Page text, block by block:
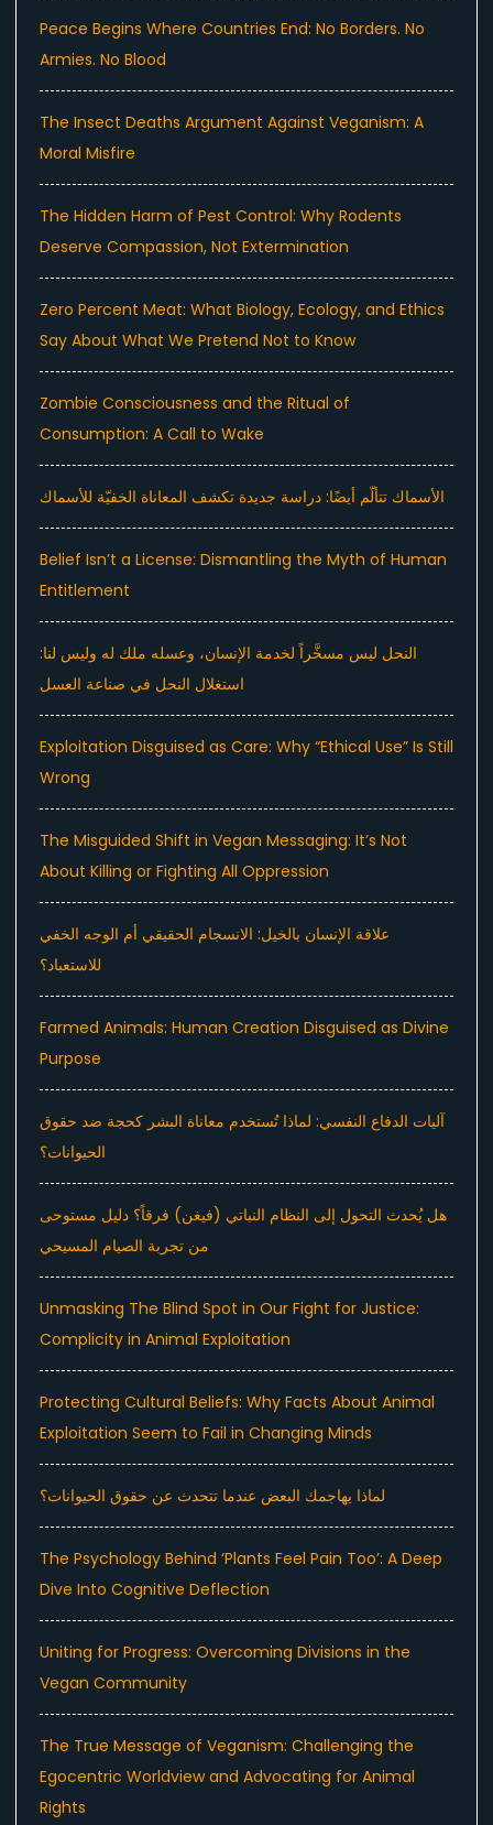
Peace Begins Where Countries End: No Borders. No
Armies. No Blood
The Insect Deaths Argument Against Veganism: A
Moral Misfire
The Hidden Harm of Pest Control: Why Rodents
Deserve Compassion, Not Extermination
Zero Percent Meat: What Biology, Ecology, and Ethics
Say About What We Pretend Not to Know
Zombie Consciousness and the Ritual of
Consumption: A Call to Wake
الأسماك تتألّم أيضًا: دراسة جديدة تكشف المعاناة الخفيّة للأسماك
Belief Isn’t a License: Dismantling the Myth of Human
Entitlement
النحل ليس مسخَّراً لخدمة الإنسان، وعسله ملك له وليس لنا:
استغلال النحل في صناعة العسل
Exploitation Disguised as Care: Why “Ethical Use” Is Still
Wrong
The Misguided Shift in Vegan Messaging: It’s Not
About Killing or Fighting All Oppression
علاقة الإنسان بالخيل: الانسجام الحقيقي أم الوجه الخفي
للاستعباد؟
Farmed Animals: Human Creation Disguised as Divine
Purpose
آليات الدفاع النفسي: لماذا تُستخدم معاناة البشر كحجة ضد حقوق
الحيوانات؟
هل يُحدث التحول إلى النظام النباتي (فيغن) فرقاً؟ دليل مستوحى
من تجربة الصيام المسيحي
Unmasking The Blind Spot in Our Fight for Justice:
Complicity in Animal Exploitation
Protecting Cultural Beliefs: Why Facts About Animal
Exploitation Seem to Fail in Changing Minds
لماذا يهاجمك البعض عندما تتحدث عن حقوق الحيوانات؟
The Psychology Behind ‘Plants Feel Pain Too’: A Deep
Dive Into Cognitive Deflection
Uniting for Progress: Overcoming Divisions in the
Vegan Community
The True Message of Veganism: Challenging the
Egocentric Worldview and Advocating for Animal
Rights